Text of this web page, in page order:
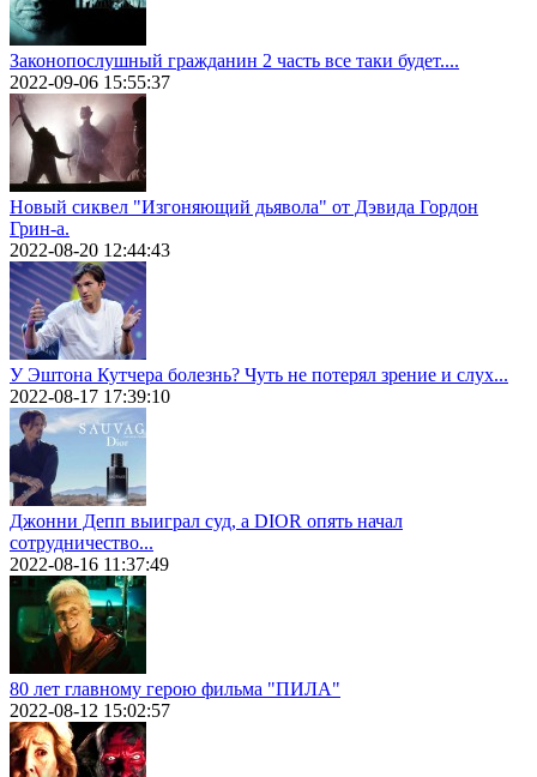
Законопослушный гражданин 2 часть все таки будет....
2022-09-06 15:55:37
Новый сиквел "Изгоняющий дьявола" от Дэвида Гордон
Грин-а.
2022-08-20 12:44:43
У Эштона Кутчера болезнь? Чуть не потерял зрение и слух...
2022-08-17 17:39:10
Джонни Депп выиграл суд, а DIOR опять начал
сотрудничество...
2022-08-16 11:37:49
80 лет главному герою фильма "ПИЛА"
2022-08-12 15:02:57